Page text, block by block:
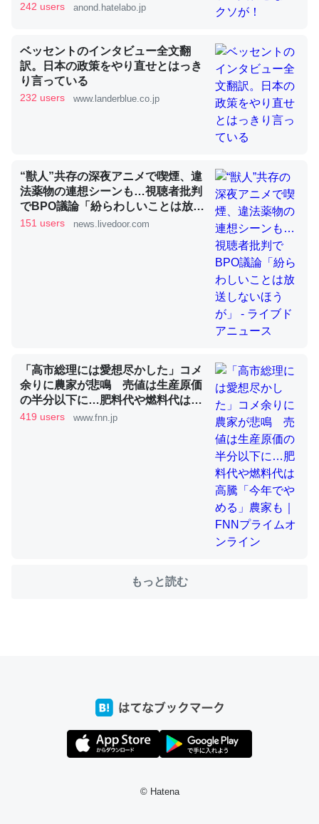
論文では「淡水はカルシウムも酸素も不足してて両方に不
利だから両方が拮抗してるのでは」とあって面白い。海に
いる鋏角類（カブトガニ・ウミグモ）はカルシウムを使わ
ずキチンを強化してる筈だが、酵素が違うのか？
─ニュース :: 【研究発表】昆虫学の大問題＝「昆虫はなぜ海にいな
これを元に考えるとカルシウムを大量に使う脊椎動物と貝
類は苦労してるんだな…。腹足類だと殻を無くしてナメク
─ニュース :: 【研究発表】昆虫学の大問題＝「昆虫はなぜ海にいな
ウチもEchoを実家に置いて４年。でたまに覗いてる。ぼ
ちぼちRingも置こうかと画策中。あと、Googleマップで
位置情報を共有してる。電池残量や充電中かが分かるので
─たまにLINEするくらいだった遠方の父67歳と僕。ITツール導入で
コミュニケーションが劇的に変化した｜tayorini by LIFULL介護
とかSpotifyを支払う孝行もできる。一生で親と会える残
私も3年前ぐらいに祖母の家に設置した。ポケットWifiみ
たいなのでネット環境作ったけどAlexaしか使わないので
https://toyoshi.hatenablog.com/entry/2019/05/15/1805
242 users anond.hatelabo.jp
ベッセントのインタビュー全文翻
訳。日本の政策をやり直せとはっき
り言っている
232 users www.landerblue.co.jp
“獣人”共存の深夜アニメで喫煙、違
法薬物の連想シーンも…視聴者批判
でBPO議論「紛らわしいことは放送
しないほうが」 - ライブドアニュー
151 users news.livedoor.com
「高市総理には愛想尽かした」コメ
余りに農家が悲鳴 売値は生産原価
の半分以下に…肥料代や燃料代は高
騰「今年でやめる」農家も｜FNNプ
419 users www.fnn.jp
もっと読む
© Hatena